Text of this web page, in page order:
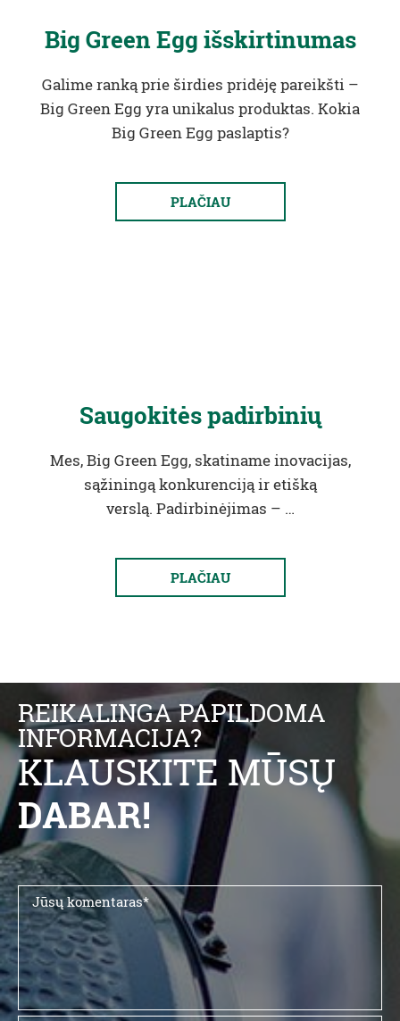
Big Green Egg išskirtinumas
Galime ranką prie širdies pridėję pareikšti –
Big Green Egg yra unikalus produktas. Kokia
Big Green Egg paslaptis?
PLAČIAU
Saugokitės padirbinių
Mes, Big Green Egg, skatiname inovacijas,
sąžiningą konkurenciją ir etišką
verslą. Padirbinėjimas – …
PLAČIAU
REIKALINGA PAPILDOMA
INFORMACIJA?
KLAUSKITE MŪSŲ
DABAR!